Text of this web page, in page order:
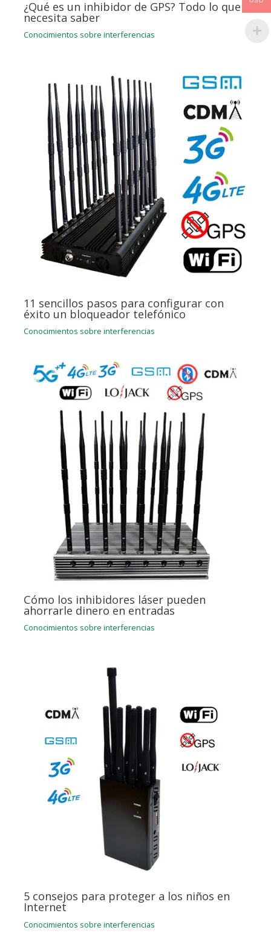
¿Qué es un inhibidor de GPS? Todo lo que
necesita saber
Conocimientos sobre interferencias
11 sencillos pasos para configurar con
éxito un bloqueador telefónico
Conocimientos sobre interferencias
Cómo los inhibidores láser pueden
ahorrarle dinero en entradas
Conocimientos sobre interferencias
5 consejos para proteger a los niños en
Internet
Conocimientos sobre interferencias